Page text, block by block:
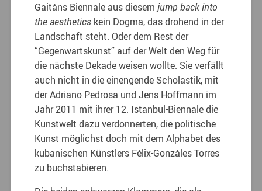
Gaitáns Biennale aus diesemjump back into
the aesthetics kein Dogma, das drohend in der
Landschaft steht. Oder dem Rest der
“Gegenwartskunst” auf der Welt den Weg für
die nächste Dekade weisen wollte. Sie verfällt
auch nicht in die einengende Scholastik, mit
der Adriano Pedrosa und Jens Hoffmann im
Jahr 2011 mit ihrer 12. Istanbul-Biennale die
Kunstwelt dazu verdonnerten, die politische
Kunst möglichst doch mit dem Alphabet des
kubanischen Künstlers Félix-Gonzáles Torres
zu buchstabieren.